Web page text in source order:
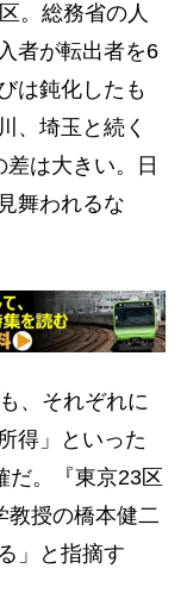
。総務省の人
者が転出者を6
は鈍化したも
、埼玉と続く
は大きい。日
舞われるな
、それぞれに
得」といった
だ。『東京23区
教授の橋本健二
」と指摘す